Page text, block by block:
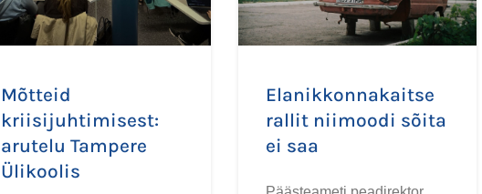
Mõtteid
kriisijuhtimisest:
arutelu Tampere
Ülikoolis
Elanikkonnakaitse
rallit niimoodi sõita
ei saa